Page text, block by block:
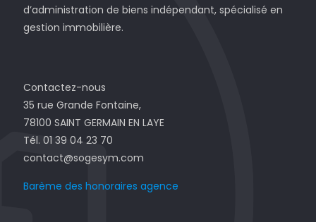
d’administration de biens indépendant, spécialisé en
gestion immobilière.
Contactez-nous
35 rue Grande Fontaine,
78100 SAINT GERMAIN EN LAYE
Tél. 01 39 04 23 70
contact@sogesym.com
Barème des honoraires agence